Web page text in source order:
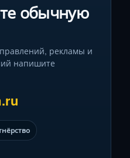
обычную
рекламы и
напишите